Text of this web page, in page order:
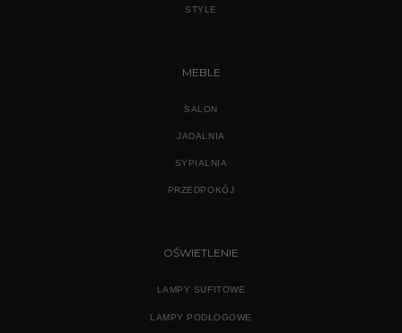
STYLE
MEBLE
SALON
JADALNIA
SYPIALNIA
PRZEDPOKÓJ
OŚWIETLENIE
LAMPY SUFITOWE
LAMPY PODŁOGOWE